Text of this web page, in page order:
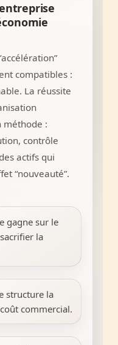
compatibles :
La réussite
méthode :
contrôle
actifs qui
“nouveauté”.
gagne sur le
la
structure la
commercial.